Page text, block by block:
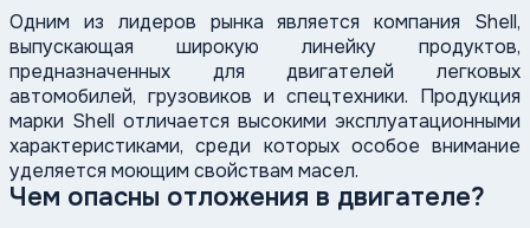
Одним из лидеров рынка является компания Shell,
выпускающая широкую линейку продуктов,
предназначенных для двигателей легковых
автомобилей, грузовиков и спецтехники. Продукция
марки Shell отличается высокими эксплуатационными
характеристиками, среди которых особое внимание
уделяется моющим свойствам масел.
Чем опасны отложения в двигателе?